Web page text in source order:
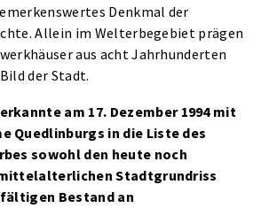
Denkmal der
Allein im Welterbegebiet prägen
aus acht Jahrhunderten
der Stadt.
erkannte am 17. Dezember 1994 mit
Quedlinburgs in die Liste des
sowohl den heute noch
Stadtgrundriss
Bestand an